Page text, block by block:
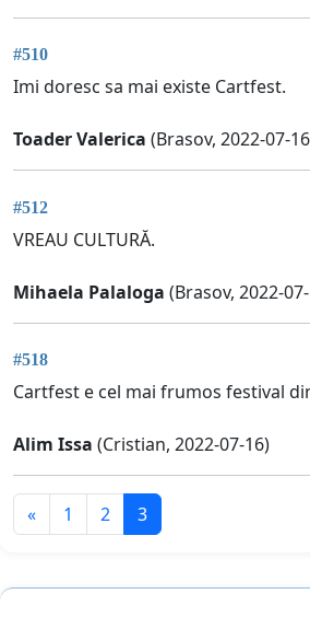
#510
Imi doresc sa mai existe Cartfest.
Toader Valerica (Brasov, 2022-07-
#512
VREAU CULTURĂ.
Mihaela Palaloga (Brasov, 2022-
#518
Cartfest e cel mai frumos festival
Alim Issa (Cristian, 2022-07-16)
« 1 2 3